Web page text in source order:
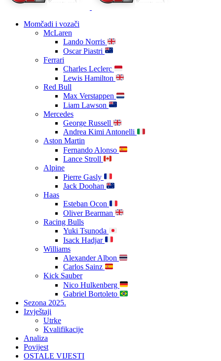
Momčadi i vozači
McLaren
Lando Norris
Oscar Piastri
Ferrari
Charles Leclerc
Lewis Hamilton
Red Bull
Max Verstappen
Liam Lawson
Mercedes
George Russell
Andrea Kimi Antonelli
Aston Martin
Fernando Alonso
Lance Stroll
Alpine
Pierre Gasly
Jack Doohan
Haas
Esteban Ocon
Oliver Bearman
Racing Bulls
Yuki Tsunoda
Isack Hadjar
Williams
Alexander Albon
Carlos Sainz
Kick Sauber
Nico Hulkenberg
Gabriel Bortoleto
Sezona 2025.
Izvještaji
Utrke
Kvalifikacije
Analiza
Povijest
OSTALE VIJESTI